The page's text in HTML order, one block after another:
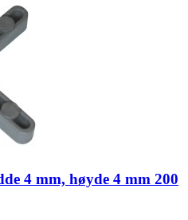
4 mm, høyde 4 mm 200